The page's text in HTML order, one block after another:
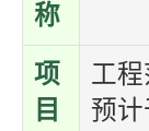
称
项
目
工
预计